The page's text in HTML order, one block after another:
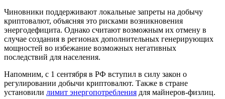
Чиновники поддерживают локальные запреты на добычу
криптовалют, объясняя это рисками возникновения
энергодефицита. Однако считают возможным их отмену в
случае создания в регионах дополнительных генерирующих
мощностей во избежание возможных негативных
последствий для населения.
Напомним, с 1 сентября в РФ вступил в силу закон о
регулировании добычи криптовалют. Также в стране
установили лимит энергопотребления для майнеров-физлиц.